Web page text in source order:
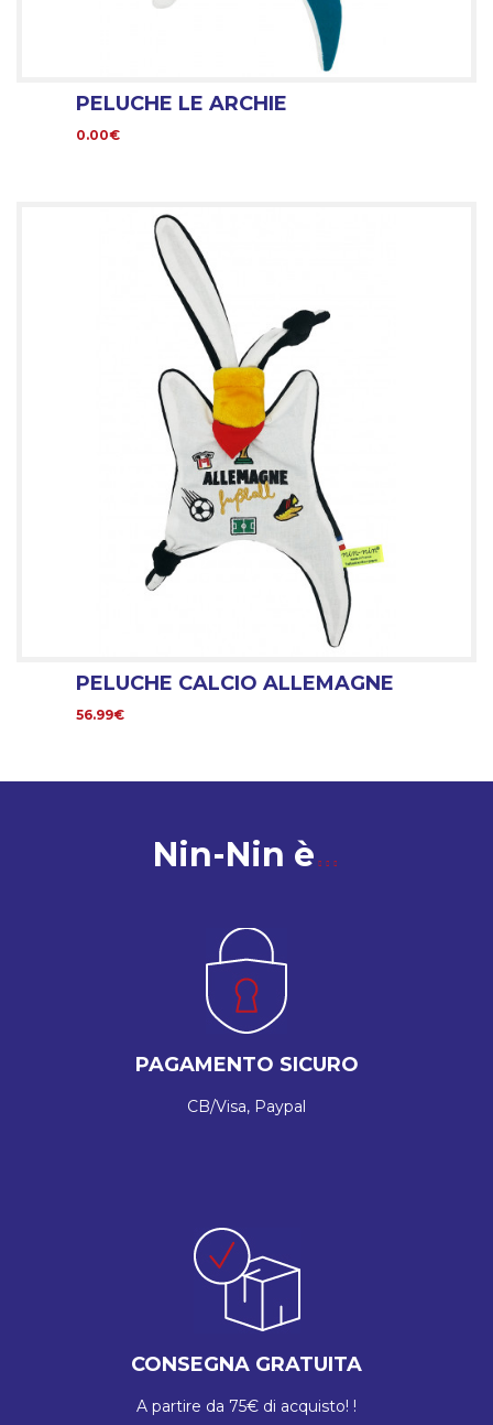
PELUCHE LE ARCHIE
0.00€
PELUCHE CALCIO ALLEMAGNE
56.99€
Nin-Nin è
PAGAMENTO SICURO
CB/Visa, Paypal
CONSEGNA GRATUITA
A partire da 75€ di acquisto! !